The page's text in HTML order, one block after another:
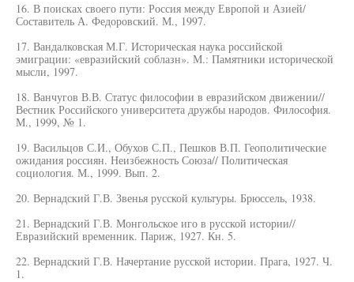
16. В поисках своего пути: Россия между Европой и Азией/
Составитель А. Федоровский. М., 1997.
17. Вандалковская М.Г. Историческая наука российской
эмиграции: «евразийский соблазн». М.: Памятники исторической
мысли, 1997.
18. Ванчугов В.В. Статус философии в евразийском движении//
Вестник Российского университета дружбы народов. Философия.
М., 1999, № 1.
19. Васильцов С.И., Обухов С.П., Пешков В.П. Геополитические
ожидания россиян. Неизбежность Союза// Политическая
социология. М., 1999. Вып. 2.
20. Вернадский Г.В. Звенья русской культуры. Брюссель, 1938.
21. Вернадский Г.В. Монгольское иго в русской истории//
Евразийский временник. Париж, 1927. Кн. 5.
22. Вернадский Г.В. Начертание русской истории. Прага, 1927. Ч.
1.